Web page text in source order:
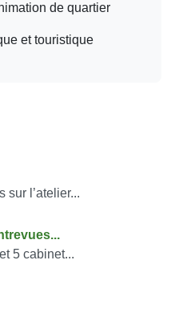
de quartier
et touristique
sur l’atelier...
5 cabinet...